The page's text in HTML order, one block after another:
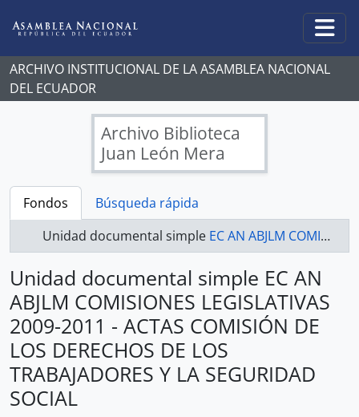
ARCHIVO INSTITUCIONAL DE LA ASAMBLEA NACIONAL
DEL ECUADOR
Archivo Biblioteca
Juan León Mera
Fondos
Búsqueda rápida
Unidad documental simple EC AN ABJLM COMISIONES LEGISLATIVAS 2009-2011 - ACTAS COMISIÓN DE LOS DERECHOS DE LOS TRABAJADORES Y LA SEGURIDAD SOCIAL
Unidad documental simple EC AN
ABJLM COMISIONES LEGISLATIVAS
2009-2011 - ACTAS COMISIÓN DE
LOS DERECHOS DE LOS
TRABAJADORES Y LA SEGURIDAD
SOCIAL